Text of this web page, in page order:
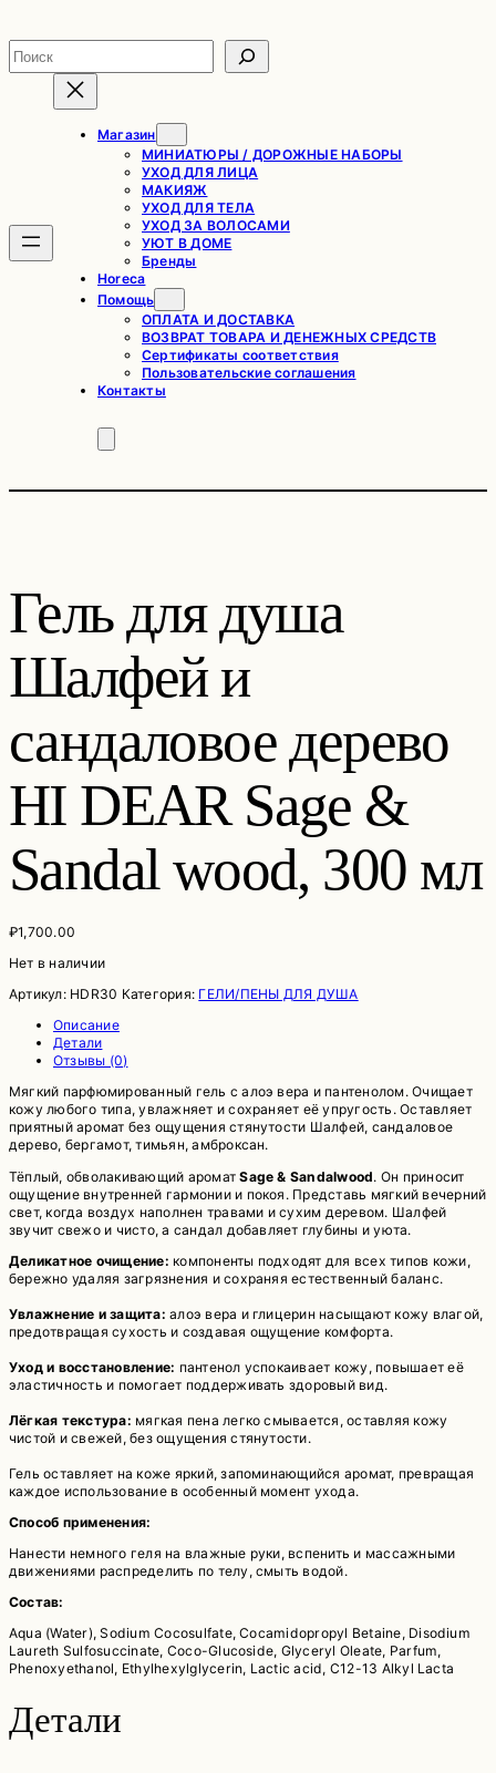
содержимому
Поиск
Магазин
МИНИАТЮРЫ / ДОРОЖНЫЕ НАБОРЫ
УХОД ДЛЯ ЛИЦА
МАКИЯЖ
УХОД ДЛЯ ТЕЛА
УХОД ЗА ВОЛОСАМИ
УЮТ В ДОМЕ
Бренды
Horeca
Помощь
ОПЛАТА И ДОСТАВКА
ВОЗВРАТ ТОВАРА И ДЕНЕЖНЫХ СРЕДСТВ
Сертификаты соответствия
Пользовательские соглашения
Контакты
Гель для душа
Шалфей и
сандаловое дерево
HI DEAR Sage &
Sandal wood, 300 мл
₽1,700.00
Нет в наличии
Артикул: HDR30 Категория: ГЕЛИ/ПЕНЫ ДЛЯ ДУША
Описание
Детали
Отзывы (0)
Мягкий парфюмированный гель с алоэ вера и пантенолом. Очищает
кожу любого типа, увлажняет и сохраняет её упругость. Оставляет
приятный аромат без ощущения стянутости Шалфей, сандаловое
дерево, бергамот, тимьян, амброксан.
Тёплый, обволакивающий ароматSage & Sandalwood. Он приносит
ощущение внутренней гармонии и покоя. Представь мягкий вечерний
свет, когда воздух наполнен травами и сухим деревом. Шалфей
звучит свежо и чисто, а сандал добавляет глубины и уюта.
Деликатное очищение: компоненты подходят для всех типов кожи,
бережно удаляя загрязнения и сохраняя естественный баланс.
Увлажнение и защита: алоэ вера и глицерин насыщают кожу влагой,
предотвращая сухость и создавая ощущение комфорта.
Уход и восстановление: пантенол успокаивает кожу, повышает её
эластичность и помогает поддерживать здоровый вид.
Лёгкая текстура: мягкая пена легко смывается, оставляя кожу
чистой и свежей, без ощущения стянутости.
Гель оставляет на коже яркий, запоминающийся аромат, превращая
каждое использование в особенный момент ухода.
Способ применения:
Нанести немного геля на влажные руки, вспенить и массажными
движениями распределить по телу, смыть водой.
Состав:
Aqua (Water), Sodium Cocosulfate, Cocamidopropyl Betaine, Disodium
Laureth Sulfosuccinate, Coco-Glucoside, Glyceryl Oleate, Parfum,
Phenoxyethanol, Ethylhexylglycerin, Lactic acid, C12-13 Alkyl Lacta
Детали